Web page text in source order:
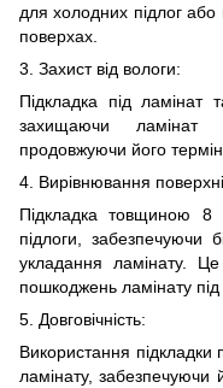
для холодних підлог
поверхах.
3. Захист від вологи:
Підкладка під ламінат
захищаючи
продовжуючи його термін
4. Вирівнювання
Підкладка товщиною 8
підлоги, забезпечуючи
укладання ламінату.
пошкоджень ламінату під
5. Довговічність:
Використання
ламінату, забезпечуючи